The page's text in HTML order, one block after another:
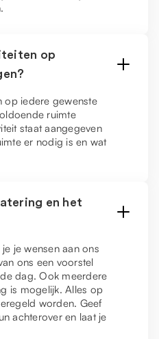
op
op iedere gewenste
ruimte
staat aangegeven
er nodig is en wat
en het
je wensen aan ons
ons een voorstel
dag. Ook meerdere
is mogelijk. Alles op
worden. Geef
achterover en laat je